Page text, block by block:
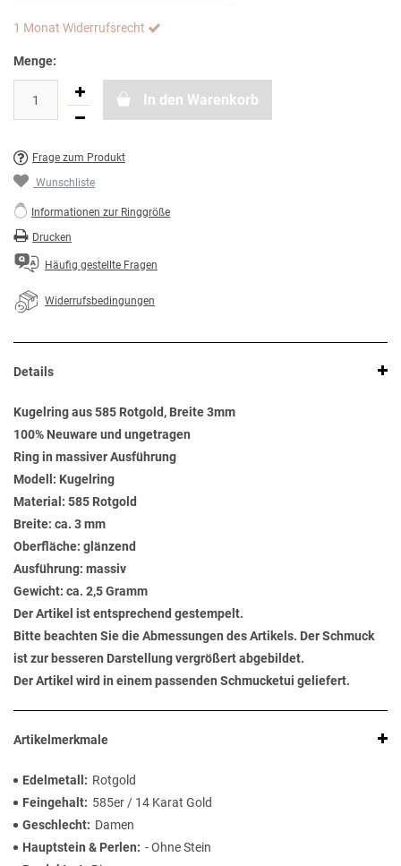
1 Monat Widerrufsrecht
Menge:
In den Warenkorb
Frage zum Produkt
Wunschliste
Informationen zur Ringgröße
Drucken
Häufig gestellte Fragen
Widerrufsbedingungen
Details
Kugelring aus 585 Rotgold, Breite 3mm
100% Neuware und ungetragen
Ring in massiver Ausführung
Modell: Kugelring
Material: 585 Rotgold
Breite: ca. 3 mm
Oberfläche: glänzend
Ausführung: massiv
Gewicht: ca. 2,5 Gramm
Der Artikel ist entsprechend gestempelt.
Bitte beachten Sie die Abmessungen des Artikels. Der Schmuck
ist zur besseren Darstellung vergrößert abgebildet.
Der Artikel wird in einem passenden Schmucketui geliefert.
Artikelmerkmale
Edelmetall
Rotgold
Feingehalt
585er / 14 Karat Gold
Geschlecht
Damen
Hauptstein & Perlen
- Ohne Stein